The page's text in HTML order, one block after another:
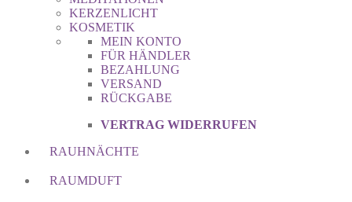
KERZENLICHT
KOSMETIK
MEIN KONTO
FÜR HÄNDLER
BEZAHLUNG
VERSAND
RÜCKGABE
VERTRAG WIDERRUFEN
RAUHNÄCHTE
RAUMDUFT